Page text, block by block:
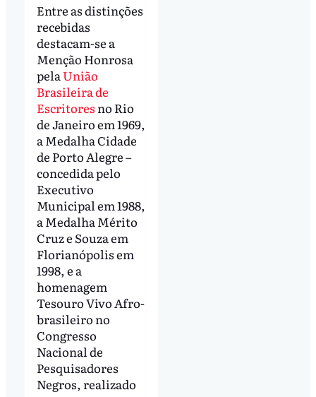
Entre as distinções
recebidas
destacam-se a
Menção Honrosa
pelaUnião
Brasileira de
Escritores no Rio
de Janeiro em 1969,
a Medalha Cidade
de Porto Alegre –
concedida pelo
Executivo
Municipal em 1988,
a Medalha Mérito
Cruz e Souza em
Florianópolis em
1998, e a
homenagem
Tesouro Vivo Afro-
brasileiro no
Congresso
Nacional de
Pesquisadores
Negros, realizado